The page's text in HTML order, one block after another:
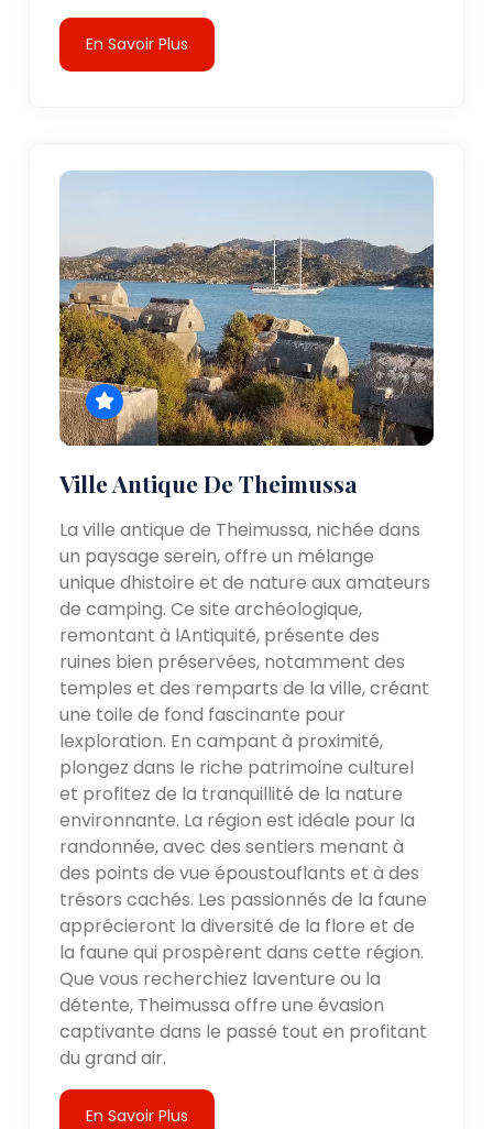
En Savoir Plus
Ville Antique De Theimussa
La ville antique de Theimussa, nichée dans
un paysage serein, offre un mélange
unique dhistoire et de nature aux amateurs
de camping. Ce site archéologique,
remontant à lAntiquité, présente des
ruines bien préservées, notamment des
temples et des remparts de la ville, créant
une toile de fond fascinante pour
lexploration. En campant à proximité,
plongez dans le riche patrimoine culturel
et profitez de la tranquillité de la nature
environnante. La région est idéale pour la
randonnée, avec des sentiers menant à
des points de vue époustouflants et à des
trésors cachés. Les passionnés de la faune
apprécieront la diversité de la flore et de
la faune qui prospèrent dans cette région.
Que vous recherchiez laventure ou la
détente, Theimussa offre une évasion
captivante dans le passé tout en profitant
du grand air.
En Savoir Plus